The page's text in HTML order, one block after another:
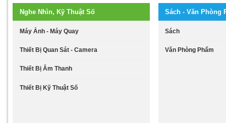
Nghe Nhìn, Kỹ Thuật Số
Máy Ảnh - Máy Quay
Thiết Bị Quan Sát - Camera
Thiết Bị Âm Thanh
Thiết Bị Kỹ Thuật Số
Sách - Văn Phòng
Sách
Văn Phòng Phẩm